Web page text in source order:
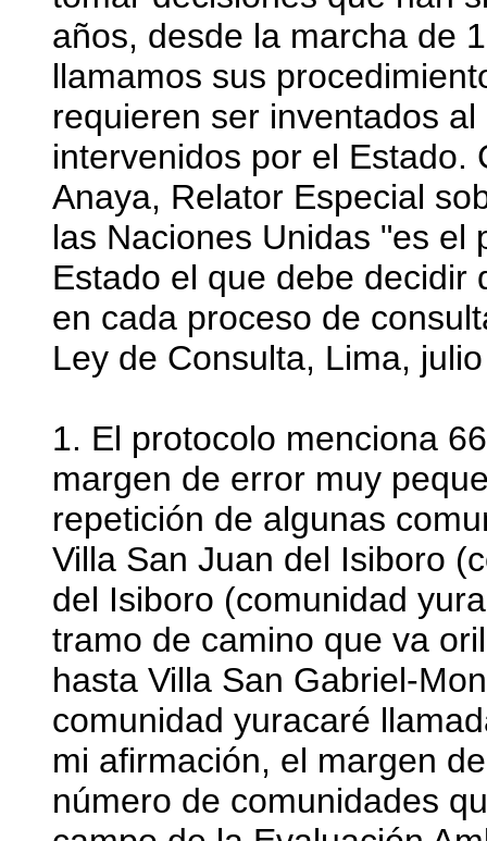
años, desde la marcha de
llamamos sus
requieren ser inventados
intervenidos por el Estado.
Anaya, Relator Especial
las Naciones Unidas "es el
Estado el que debe decidir
en cada proceso de
Ley de Consulta, Lima,
1. El protocolo menciona
margen de error muy
repetición de algunas
Villa San Juan del Isiboro
del Isiboro (comunidad
tramo de camino que va
hasta Villa San Gabriel-
comunidad yuracaré
mi afirmación, el margen
número de comunidades